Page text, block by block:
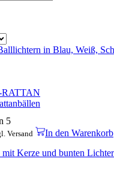
5
Versand In den Warenkorb